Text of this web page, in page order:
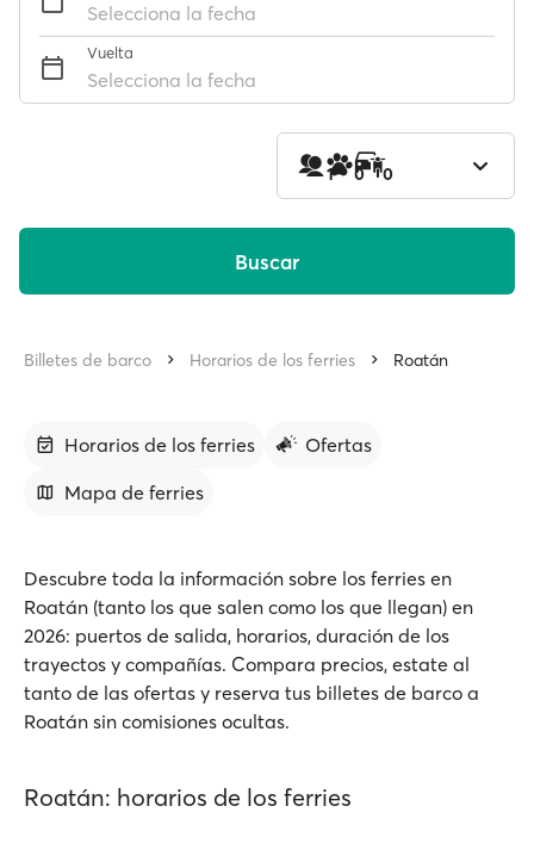
Selecciona la fecha
Vuelta
Selecciona la fecha
1 0 0
Buscar
Billetes de barco Horarios de los ferries Roatán
Horarios de los ferries
Ofertas
Mapa de ferries
Descubre toda la información sobre los ferries en
Roatán (tanto los que salen como los que llegan) en
2026: puertos de salida, horarios, duración de los
trayectos y compañías. Compara precios, estate al
tanto de las ofertas y reserva tus billetes de barco a
Roatán sin comisiones ocultas.
Roatán: horarios de los ferries